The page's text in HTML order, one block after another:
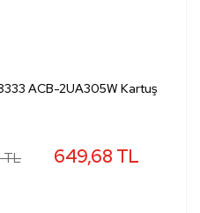
ACB-2UA305W Kartuş
TL 649,68 TL